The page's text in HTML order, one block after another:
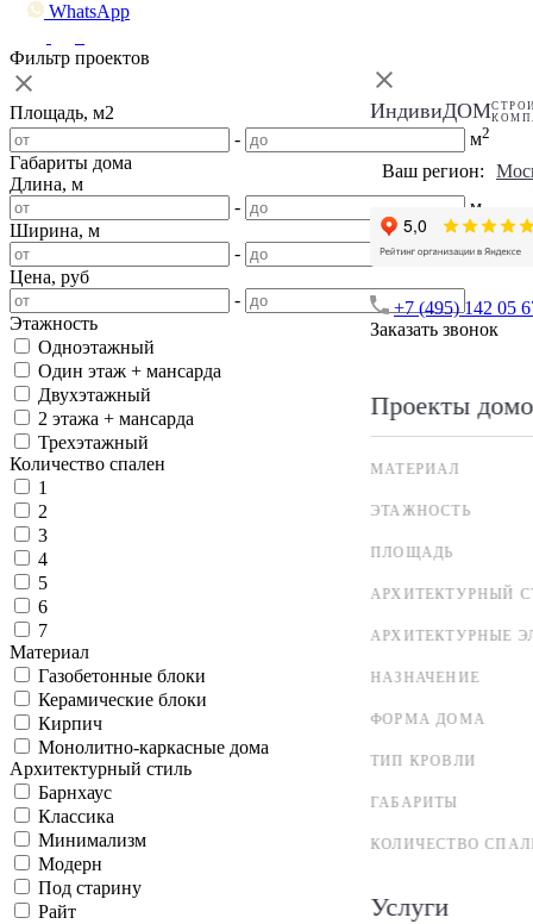
WhatsApp
ИндивиДОМ
Ваш регион:
+7 (495) 142 05
Заказать звонок
Проекты
МАТЕРИАЛ
ЭТАЖНОСТЬ
ПЛОЩАДЬ
АРХИТЕКТУРНЫЙ
АРХИТЕКТУРНЫЕ
НАЗНАЧЕНИЕ
ФОРМА ДОМА
ТИП КРОВЛИ
ГАБАРИТЫ
КОЛИЧЕСТВО
Услуги
Фильтр проектов
Площадь, м2
-
м2
Габариты дома
Длина, м
-
м
Ширина, м
-
м
Цена, руб
-
Этажность
Одноэтажный
Один этаж + мансарда
Двухэтажный
2 этажа + мансарда
Трехэтажный
Количество спален
1
2
3
4
5
6
7
Материал
Газобетонные блоки
Керамические блоки
Кирпич
Монолитно-каркасные дома
Архитектурный стиль
Барнхаус
Классика
Минимализм
Модерн
Под старину
Райт